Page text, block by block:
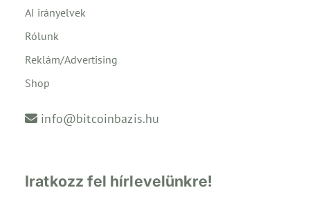
AI irányelvek
Rólunk
Reklám/Advertising
Shop
info@bitcoinbazis.hu
Iratkozz fel hírlevelünkre!